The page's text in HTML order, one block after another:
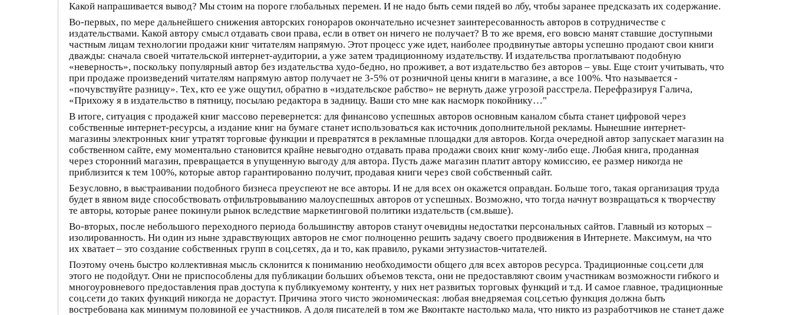
Какой напрашивается вывод? Мы стоим на пороге глобальных перемен. И не надо быть семи пядей во лбу, чтобы заранее предсказать их содержание.
Во-первых, по мере дальнейшего снижения авторских гонораров окончательно исчезнет заинтересованность авторов в сотрудничестве с
издательствами. Какой автору смысл отдавать свои права, если в ответ он ничего не получает? В то же время, его вовсю манят ставшие доступными
частным лицам технологии продажи книг читателям напрямую. Этот процесс уже идет, наиболее продвинутые авторы успешно продают свои книги
дважды: сначала своей читательской интернет-аудитории, а уже затем традиционному издательству. И издательства проглатывают подобную
«неверность», поскольку популярный автор без издательства худо-бедно, но проживет, а вот издательство без авторов – увы. Еще стоит учитывать, что
при продаже произведений читателям напрямую автор получает не 3-5% от розничной цены книги в магазине, а все 100%. Что называется -
«почувствуйте разницу». Тех, кто ее уже ощутил, обратно в «издательское рабство» не вернуть даже угрозой расстрела. Перефразируя Галича,
«Прихожу я в издательство в пятницу, посылаю редактора в задницу. Ваши сто мне как насморк покойнику…"
В итоге, ситуация с продажей книг массово перевернется: для финансово успешных авторов основным каналом сбыта станет цифровой через
собственные интернет-ресурсы, а издание книг на бумаге станет использоваться как источник дополнительной рекламы. Нынешние интернет-
магазины электронных книг утратят торговые функции и превратятся в рекламные площадки для авторов. Когда очередной автор запускает магазин на
собственном сайте, ему моментально становится крайне невыгодно отдавать права продажи своих книг кому-либо еще. Любая книга, проданная
через сторонний магазин, превращается в упущенную выгоду для автора. Пусть даже магазин платит автору комиссию, ее размер никогда не
приблизится к тем 100%, которые автор гарантированно получит, продавая книги через свой собственный сайт.
Безусловно, в выстраивании подобного бизнеса преуспеют не все авторы. И не для всех он окажется оправдан. Больше того, такая организация труда
будет в явном виде способствовать отфильтровыванию малоуспешных авторов от успешных. Возможно, что тогда начнут возвращаться к творчеству
те авторы, которые ранее покинули рынок вследствие маркетинговой политики издательств (см.выше).
Во-вторых, после небольшого переходного периода большинству авторов станут очевидны недостатки персональных сайтов. Главный из которых –
изолированность. Ни один из ныне здравствующих авторов не смог полноценно решить задачу своего продвижения в Интернете. Максимум, на что
их хватает – это создание собственных групп в соц.сетях, да и то, как правило, руками энтузиастов-читателей.
Поэтому очень быстро коллективная мысль склонится к пониманию необходимости общего для всех авторов ресурса. Традиционные соц.сети для
этого не подойдут. Они не приспособлены для публикации больших объемов текста, они не предоставляют своим участникам возможности гибкого и
многоуровневого предоставления прав доступа к публикуемому контенту, у них нет развитых торговых функций и т.д. И самое главное, традиционные
соц.сети до таких функций никогда не дорастут. Причина этого чисто экономическая: любая внедряемая соц.сетью функция должна быть
востребована как минимум половиной ее участников. А доля писателей в том же Вконтакте настолько мала, что никто из разработчиков не станет даже